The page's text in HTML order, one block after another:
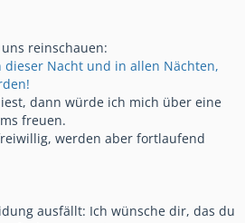
reinschauen:
Nacht und in allen Nächten,
dann würde ich mich über eine
freuen.
werden aber fortlaufend
ausfällt: Ich wünsche dir, das du